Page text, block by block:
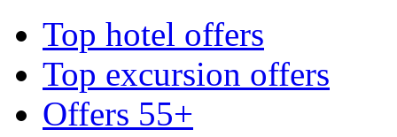
Top hotel offers
Top excursion offers
Offers 55+